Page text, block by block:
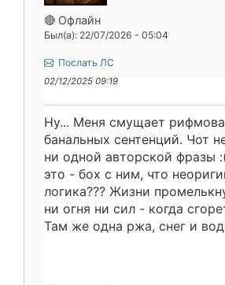
🔴 Офлайн
Был(а): 22/07/2026 - 05:04
Послать ЛС
02/12/2025 09:19
Ну... Меня смущает
банальных сентенций. Чот
ни одной авторской фразы
это - бох с ним, что
логика??? Жизни
ни огня ни сил - когда
Там же одна ржа, снег и